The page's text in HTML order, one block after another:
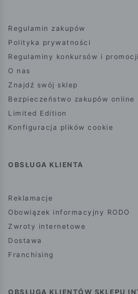
Regulamin zakupów
Polityka prywatności
Regulaminy konkursów i promocji
O nas
Znajdź swój sklep
Bezpieczeństwo zakupów online
Limited Edition
Konfiguracja plików cookie
OBSŁUGA KLIENTA
Reklamacje
Obowiązek informacyjny RODO
Zwroty internetowe
Dostawa
Franchising
OBSŁUGA KLIENTÓW SKLEPU